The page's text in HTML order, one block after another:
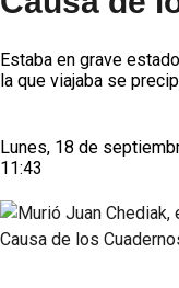
Estaba en grave
la que viajaba se
Lunes, 18 de
11:43